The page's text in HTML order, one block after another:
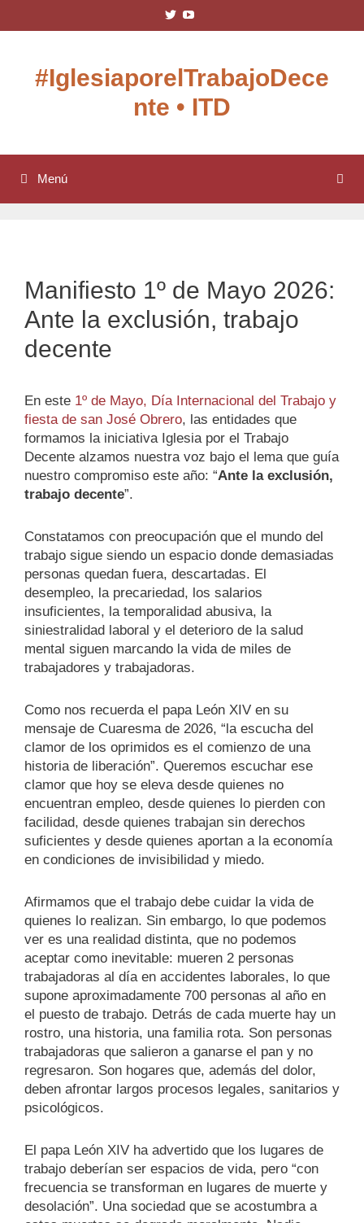
al
Ver
en
Twitter
O3aKKO5OgLDy6b6gQ
en
#IglesiaporelTrabajoDece
nte • ITD
Menú
Manifiesto 1º de Mayo 2026:
Ante la exclusión, trabajo
decente
En este 1º de Mayo, Día Internacional del Trabajo y
fiesta de san José Obrero, las entidades que
formamos la iniciativa Iglesia por el Trabajo
Decente alzamos nuestra voz bajo el lema que guía
nuestro compromiso este año: “Ante la exclusión,
trabajo decente”.
Constatamos con preocupación que el mundo del
trabajo sigue siendo un espacio donde demasiadas
personas quedan fuera, descartadas. El
desempleo, la precariedad, los salarios
insuficientes, la temporalidad abusiva, la
siniestralidad laboral y el deterioro de la salud
mental siguen marcando la vida de miles de
trabajadores y trabajadoras.
Como nos recuerda el papa León XIV en su
mensaje de Cuaresma de 2026, “la escucha del
clamor de los oprimidos es el comienzo de una
historia de liberación”. Queremos escuchar ese
clamor que hoy se eleva desde quienes no
encuentran empleo, desde quienes lo pierden con
facilidad, desde quienes trabajan sin derechos
suficientes y desde quienes aportan a la economía
en condiciones de invisibilidad y miedo.
Afirmamos que el trabajo debe cuidar la vida de
quienes lo realizan. Sin embargo, lo que podemos
ver es una realidad distinta, que no podemos
aceptar como inevitable: mueren 2 personas
trabajadoras al día en accidentes laborales, lo que
supone aproximadamente 700 personas al año en
el puesto de trabajo. Detrás de cada muerte hay un
rostro, una historia, una familia rota. Son personas
trabajadoras que salieron a ganarse el pan y no
regresaron. Son hogares que, además del dolor,
deben afrontar largos procesos legales, sanitarios y
psicológicos.
El papa León XIV ha advertido que los lugares de
trabajo deberían ser espacios de vida, pero “con
frecuencia se transforman en lugares de muerte y
desolación”. Una sociedad que se acostumbra a